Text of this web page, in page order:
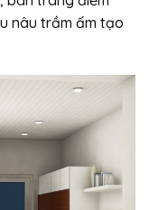
nâu trầm ấm tạo